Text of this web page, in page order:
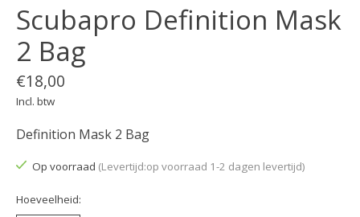
Scubapro Definition Mask
2 Bag
€18,00
Incl. btw
Definition Mask 2 Bag
Op voorraad (Levertijd:op voorraad 1-2 dagen levertijd)
Hoeveelheid: